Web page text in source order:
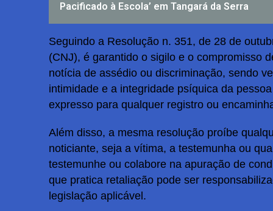
Pacificado à Escola’ em Tangará da Serra
Seguindo a Resolução n. 351, de 28 de
(CNJ), é garantido o sigilo e o compromisso
notícia de assédio ou discriminação, sendo
intimidade e a integridade psíquica da
expresso para qualquer registro ou
Além disso, a mesma resolução proíbe
noticiante, seja a vítima, a testemunha ou
testemunhe ou colabore na apuração de
que pratica retaliação pode ser
legislação aplicável.